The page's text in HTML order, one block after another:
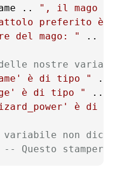
..
", il mago
preferito è
del mago: " ..
nostre
è di tipo "
è di tipo " ..
è di
variabile non
-- Questo